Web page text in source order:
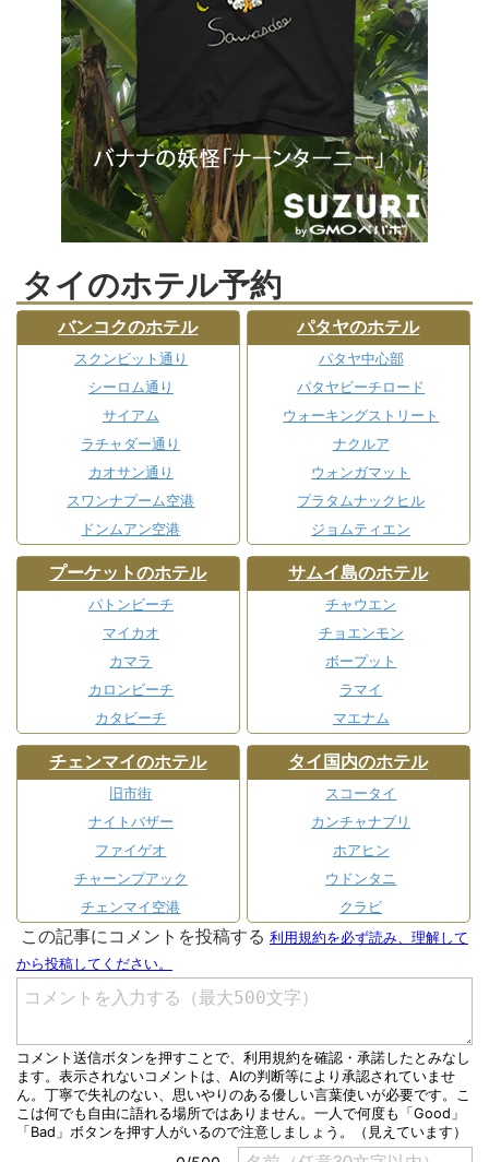
タイのホテル予約
バンコクのホテル
スクンビット通り
シーロム通り
サイアム
ラチャダー通り
カオサン通り
スワンナプーム空港
ドンムアン空港
パタヤのホテル
パタヤ中心部
パタヤビーチロード
ウォーキングストリート
ナクルア
ウォンガマット
プラタムナックヒル
ジョムティエン
プーケットのホテル
パトンビーチ
マイカオ
カマラ
カロンビーチ
カタビーチ
サムイ島のホテル
チャウエン
チョエンモン
ボープット
ラマイ
マエナム
チェンマイのホテル
旧市街
ナイトバザー
ファイゲオ
チャーンプアック
チェンマイ空港
タイ国内のホテル
スコータイ
カンチャナブリ
ホアヒン
ウドンタニ
クラビ